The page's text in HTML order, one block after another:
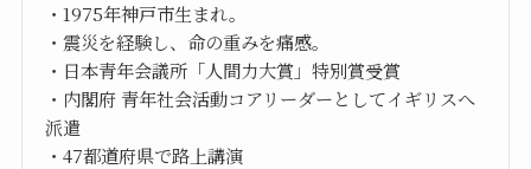
・1975年神戸市生まれ。
・震災を経験し、命の重みを痛感。
・日本青年会議所「人間力大賞」特別賞受賞
・内閣府 青年社会活動コアリーダーとしてイギリスへ
派遣
・47都道府県で路上講演